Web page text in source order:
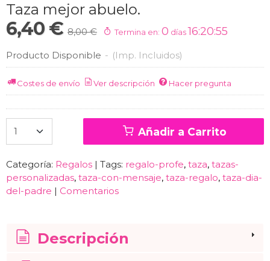
Taza mejor abuelo.
6,40 € 8,00 € Termina en: 0 días16:20:54
Producto Disponible - (Imp. Incluidos)
Costes de envío Ver descripción Hacer pregunta
Añadir a Carrito
Categoría: Regalos | Tags: regalo-profe taza tazas-
personalizadas taza-con-mensaje taza-regalo taza-dia-
del-padre | Comentarios
Descripción